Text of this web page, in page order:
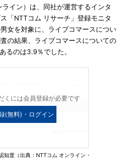
イン）は、同社が運営するインタ
「NTTコム リサーチ」登録モニタ
女を対象に、ライブコマースについ
の結果、ライブコマースについての
るのは3.9％でした。
くには会員登録が必要です
(無料)・ログイン
知度（出典：NTTコム オンライン・